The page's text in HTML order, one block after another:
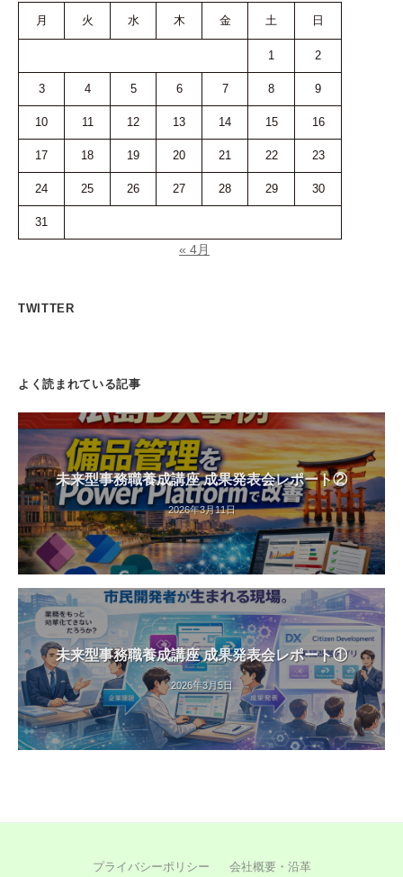
月 火 水 木 金 土 日
1 2
3 4 5 6 7 8 9
10 11 12 13 14 15 16
17 18 19 20 21 22 23
24 25 26 27 28 29 30
31
« 4月
TWITTER
よく読まれている記事
未来型事務職養成講座 成果発表会レポート②
2026年3月11日
未来型事務職養成講座 成果発表会レポート①
2026年3月5日
プライバシーポリシー 会社概要・沿革